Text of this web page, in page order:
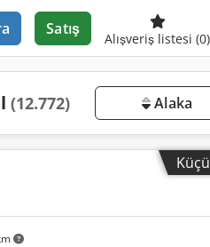
Satış
Alışveriş listesi (0)
(12.772) Alaka